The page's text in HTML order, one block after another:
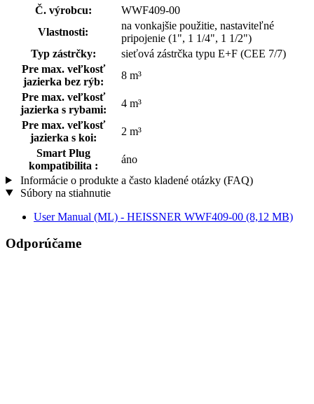
Č. výrobcu:
WWF409-00
Vlastnosti:
na vonkajšie použitie, nastaviteľné
pripojenie (1", 1 1/4", 1 1/2")
Typ zástrčky:
sieťová zástrčka typu E+F (CEE 7/7)
Pre max. veľkosť
jazierka bez rýb:
8 m³
Pre max. veľkosť
jazierka s rybami:
4 m³
Pre max. veľkosť
jazierka s koi:
2 m³
Smart Plug
kompatibilita :
áno
Informácie o produkte a často kladené otázky (FAQ)
Súbory na stiahnutie
User Manual (ML) - HEISSNER WWF409-00 (8,12 MB)
Odporúčame